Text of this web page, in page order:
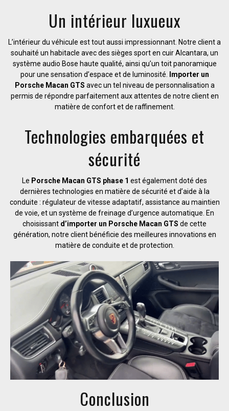
Un intérieur luxueux
L’intérieur du véhicule est tout aussi impressionnant. Notre client a
souhaité un habitacle avec des sièges sport en cuir Alcantara, un
système audio Bose haute qualité, ainsi qu’un toit panoramique
pour une sensation d’espace et de luminosité.
Importer un
Porsche Macan GTS avec un tel niveau de personnalisation a
permis de répondre parfaitement aux attentes de notre client en
matière de confort et de raffinement.
Technologies embarquées et
sécurité
Le Porsche Macan GTS phase 1 est également doté des
dernières technologies en matière de sécurité et d’aide à la
conduite : régulateur de vitesse adaptatif, assistance au maintien
de voie, et un système de freinage d’urgence automatique. En
choisissant d’importer un Porsche Macan GTS de cette
génération, notre client bénéficie des meilleures innovations en
matière de conduite et de protection.
Conclusion